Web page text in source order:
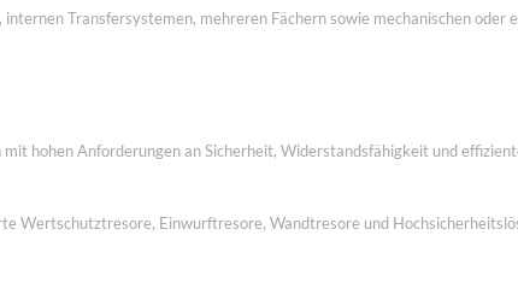
Transfersystemen, mehreren Fächern sowie mechanischen oder
hohen Anforderungen an Sicherheit, Widerstandsfähigkeit und
Wertschutztresore, Einwurftresore, Wandtresore und